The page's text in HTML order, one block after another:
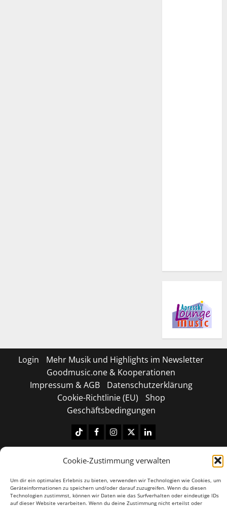
Cookie-Zustimmung verwalten
Um dir ein optimales Erlebnis zu bieten, verwenden wir Technologien wie Cookies, um
Geräteinformationen zu speichern und/oder darauf zuzugreifen. Wenn du diesen
Technologien zustimmst, können wir Daten wie das Surfverhalten oder eindeutige IDs
auf dieser Website verarbeiten. Wenn du deine Zustimmung nicht erteilst oder
Login
Mehr Musik und Highlights im Newsletter
Goodmusic.one & Kooperationen
Impressum & AGB
Datenschutzerklärung
Cookie-Richtlinie (EU)
Shop
Geschäftsbedingungen
TiktokFacebook
Instagram
X LinkedIN
Copyright © 2026 All rights reserved.|MoreNews
by